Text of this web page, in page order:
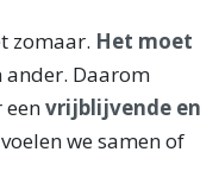
zomaar. Het moet
ander. Daarom
vrijblijvende en
we samen of